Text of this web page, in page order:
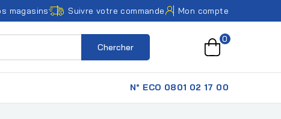
magasins Suivre votre commande Mon compte
Chercher
0
N° ECO 0801 02 17 00